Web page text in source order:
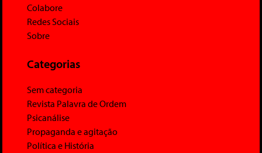
Colabore
Redes Sociais
Sobre
Categorias
Sem categoria
Revista Palavra de Ordem
Psicanálise
Propaganda e agitação
Política e História